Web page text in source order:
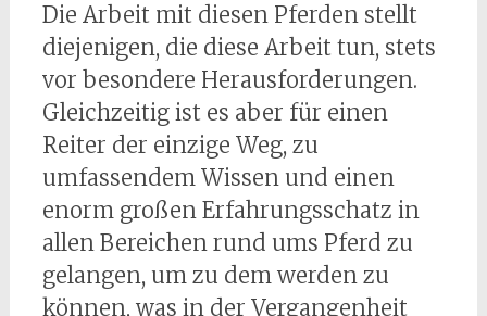
Die Arbeit mit diesen Pferden stellt
diejenigen, die diese Arbeit tun, stets
vor besondere Herausforderungen.
Gleichzeitig ist es aber für einen
Reiter der einzige Weg, zu
umfassendem Wissen und einen
enorm großen Erfahrungsschatz in
allen Bereichen rund ums Pferd zu
gelangen, um zu dem werden zu
können, was in der Vergangenheit